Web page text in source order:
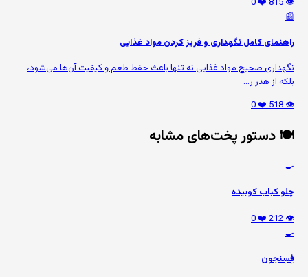
📰
راهنمای کامل نگهداری و فریز کردن مواد غذایی
نگهداری صحیح مواد غذایی نه تنها باعث حفظ طعم و کیفیت آن‌ها می‌شود،
بلکه از هدر ر...
👁️ 518
❤️ 0
🍽️ دستور پخت‌های مشابه
🍳
چلو کباب کوبیده
👁️ 212
❤️ 0
🍳
فِسِنجون